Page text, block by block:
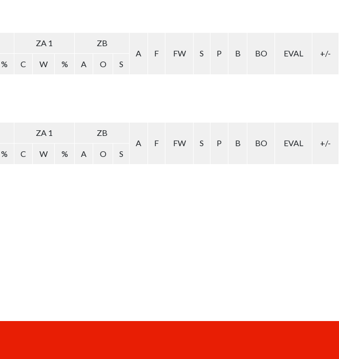
ZA 1
ZB
A
F FW S P B BO EVAL
+/-
% C W % A O S
ZA 1
ZB
A
F FW S P B BO EVAL
+/-
% C W % A O S